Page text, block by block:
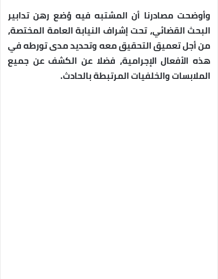
وأوضحت مصادرنا أن المشتبه فيه وُضع رهن تدابير
البحث القضائي، تحت إشراف النيابة العامة المختصة،
من أجل تعميق التحقيق معه وتحديد مدى تورطه في
هذه الأفعال الإجرامية، فضلا عن الكشف عن جميع
الملابسات والخلفيات المرتبطة بالحادث.